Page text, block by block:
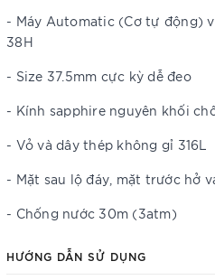
- Máy Automatic (Cơ tự động)
38H
- Size 37.5mm cực kỳ dễ đeo
- Kính sapphire nguyên khối
- Vỏ và dây thép không gỉ 316L
- Mặt sau lộ đáy, mặt trước hở
- Chống nước 30m (3atm)
HƯỚNG DẪN SỬ DỤNG